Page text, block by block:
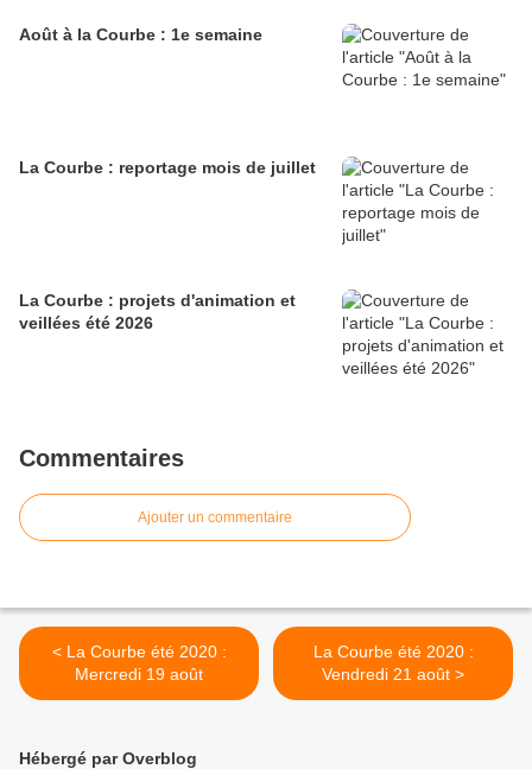
Août à la Courbe : 1e semaine
La Courbe : reportage mois de juillet
La Courbe : projets d'animation et
veillées été 2026
Commentaires
Ajouter un commentaire
< La Courbe été 2020 :
Mercredi 19 août
La Courbe été 2020 :
Vendredi 21 août >
Hébergé par Overblog